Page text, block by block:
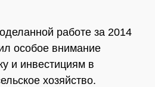
работе за 2014
особое внимание
и инвестициям в
хозяйство.